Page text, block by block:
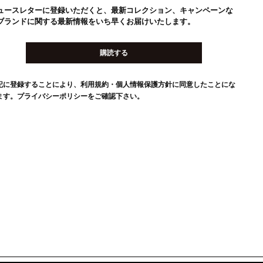
ースレターに登録いただくと、最新コレクション、キャンペーンな
ランドに関する最新情報をいち早くお届けいたします。
購読する
に登録することにより、利用規約・個人情報保護方針に同意したことにな
す。 プライバシーポリシーをご確認下さい。